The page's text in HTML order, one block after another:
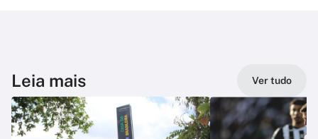
Leia mais Ver tudo